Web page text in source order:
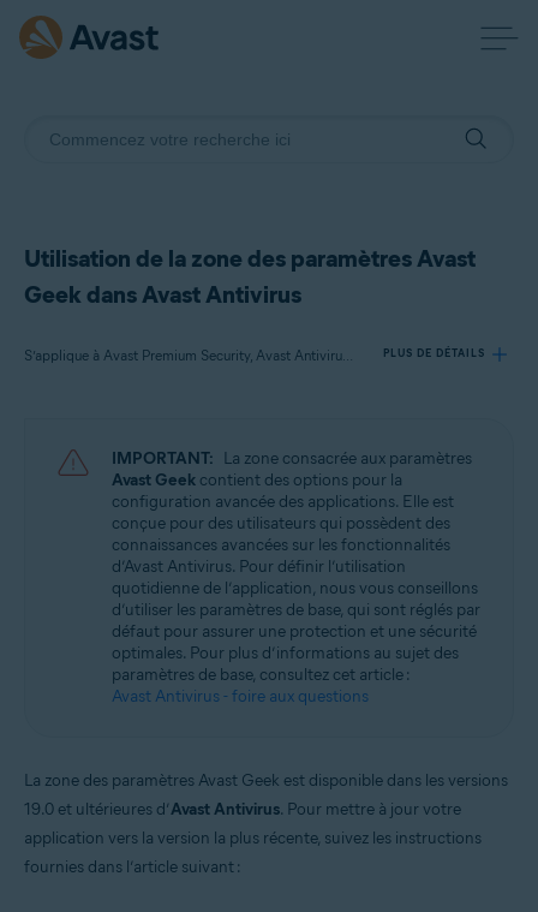
Utilisation de la zone des paramètres Avast
Geek dans Avast Antivirus
S’applique à Avast Premium Security, Avast Antivirus Gratuit PLUS DE DÉTAILS
Avast Premium Security 22.x
Avast Antivirus Gratuit 22.x
Systèmes d'exploitation:
Microsoft Windows 11 Famille/Pro/Entreprise/Éducation
Microsoft Windows 10 Famille/Pro/Entreprise/Éducation (32/64 bits)
Microsoft Windows 8.1/Professionnel/Entreprise (32/64 bits)
Microsoft Windows 8/Professionnel/Entreprise (32/64 bits)
Microsoft Windows 7 Édition Familiale Basique/Édition Familiale
Premium/Professionnel/Entreprise/Édition Intégrale - Service Pack 1
IMPORTANT: La zone consacrée aux paramètres
Avast Geek contient des options pour la
configuration avancée des applications. Elle est
conçue pour des utilisateurs qui possèdent des
connaissances avancées sur les fonctionnalités
d’Avast Antivirus. Pour définir l’utilisation
quotidienne de l’application, nous vous conseillons
d’utiliser les paramètres de base, qui sont réglés par
défaut pour assurer une protection et une sécurité
optimales. Pour plus d’informations au sujet des
paramètres de base, consultez cet article :
Avast Antivirus - foire aux questions
La zone des paramètres Avast Geek est disponible dans les versions
19.0 et ultérieures d’Avast Antivirus. Pour mettre à jour votre
application vers la version la plus récente, suivez les instructions
fournies dans l’article suivant :